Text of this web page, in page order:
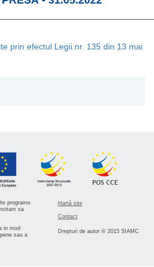
prin efectul Legii nr. 135 din 13 mai
programe
sa
in mod
sau a
Hartă site
Contact
Drepturi de autor © 2015 SIAMC